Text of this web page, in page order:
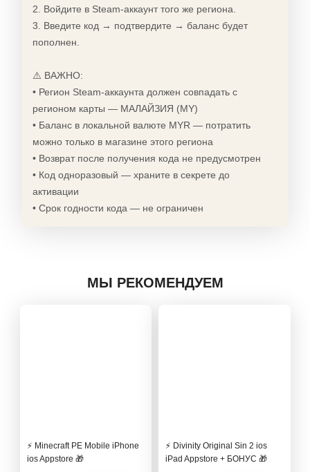
2. Войдите в Steam-аккаунт того же региона.
3. Введите код → подтвердите → баланс будет
пополнен.
⚠️ ВАЖНО:
• Регион Steam-аккаунта должен совпадать с
регионом карты — МАЛАЙЗИЯ (MY)
• Баланс в локальной валюте MYR — потратить
можно только в магазине этого региона
• Возврат после получения кода не предусмотрен
• Код одноразовый — храните в секрете до
активации
• Срок годности кода — не ограничен
МЫ РЕКОМЕНДУЕМ
⚡️ Minecraft PE Mobile iPhone
ios Appstore 🎁
⚡️ Divinity Original Sin 2 ios
iPad Appstore + БОНУС 🎁